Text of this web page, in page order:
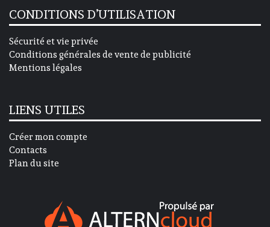
CONDITIONS D’UTILISATION
Sécurité et vie privée
Conditions générales de vente de publicité
Mentions légales
LIENS UTILES
Créer mon compte
Contacts
Plan du site